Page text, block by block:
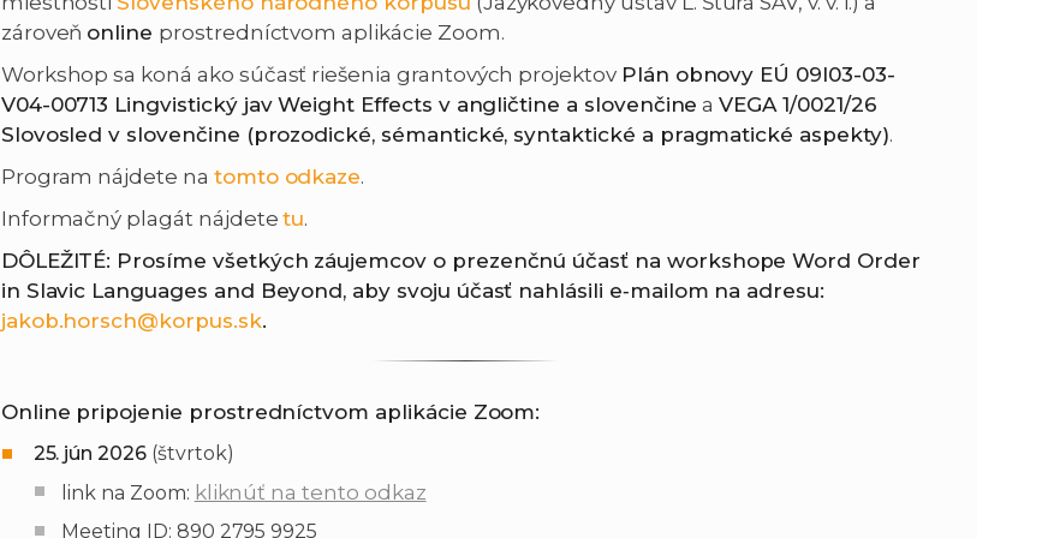
ix
zároveň online prostredníctvom aplikácie Zoom.
Workshop sa koná ako súčasť riešenia grantových projektov Plán obnovy EÚ 09I03-03-
V04-00713 Lingvistický jav Weight Effects v angličtine a slovenčine aVEGA 1/0021/26
Slovosled v slovenčine (prozodické, sémantické, syntaktické a pragmatické aspekty).
Program nájdete na tomto odkaze.
Informačný plagát nájdetetu.
DÔLEŽITÉ: Prosíme všetkých záujemcov o prezenčnú účasť na workshope Word Order
in Slavic Languages and Beyond, aby svoju účasť nahlásili e‑mailom na adresu:
jakob.horsch@korpus.sk.
Online pripojenie prostredníctvom aplikácie Zoom:
25. jún 2026(štvrtok)
link na Zoom: kliknúť na tento odkaz
Meeting ID: 890 2795 9925